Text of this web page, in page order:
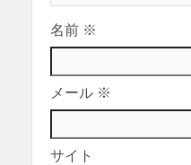
名前 ※
メール ※
サイト